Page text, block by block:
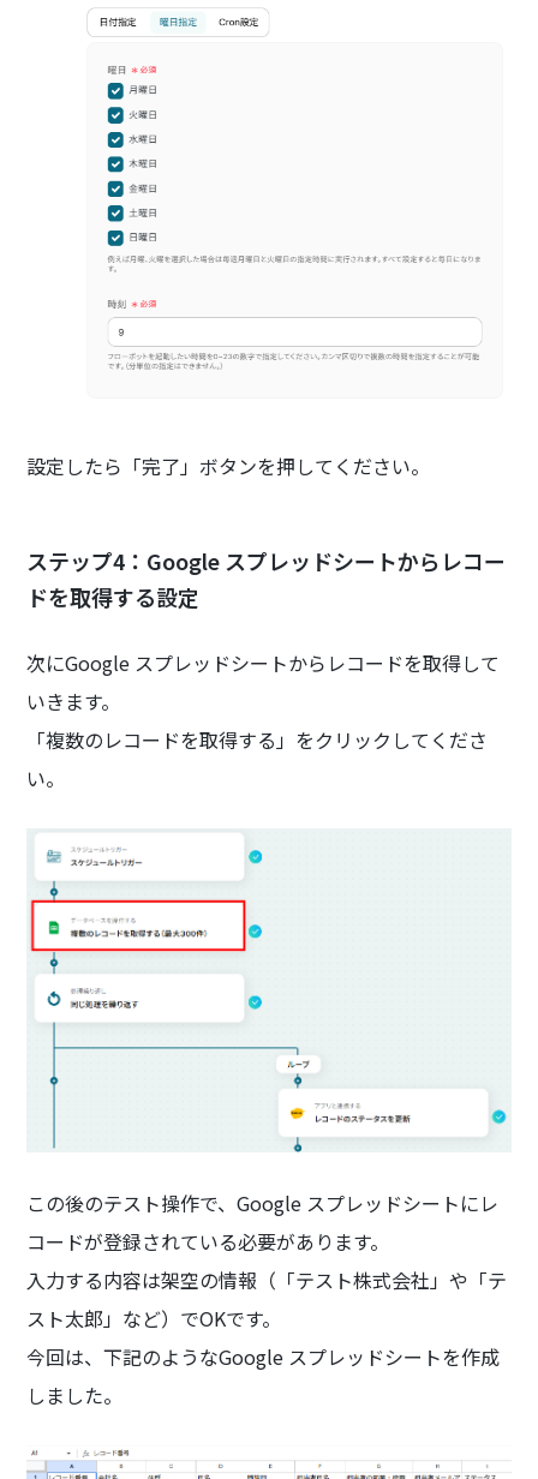
設定したら「完了」ボタンを押してください。
ステップ4：Google スプレッドシートからレコー
ドを取得する設定
次にGoogle スプレッドシートからレコードを取得して
いきます。
「複数のレコードを取得する」をクリックしてくださ
い。
この後のテスト操作で、Google スプレッドシートにレ
コードが登録されている必要があります。
入力する内容は架空の情報（「テスト株式会社」や「テ
スト太郎」など）でOKです。
今回は、下記のようなGoogle スプレッドシートを作成
しました。